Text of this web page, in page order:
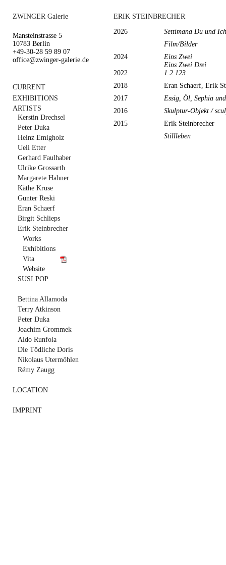
ZWINGER Galerie
Mansteinstrasse 5
10783 Berlin
+49-30-28 59 89 07
office@zwinger-galerie.de
CURRENT
EXHIBITIONS
ARTISTS
Kerstin Drechsel
Peter Duka
Heinz Emigholz
Ueli Etter
Gerhard Faulhaber
Ulrike Grossarth
Margarete Hahner
Käthe Kruse
Gunter Reski
Eran Schaerf
Birgit Schlieps
Erik Steinbrecher
Works
Exhibitions
Vita
Website
SUSI POP
Bettina Allamoda
Terry Atkinson
Peter Duka
Joachim Grommek
Aldo Runfola
Die Tödliche Doris
Nikolaus Utermöhlen
Rémy Zaugg
LOCATION
IMPRINT
ERIK STEINBRECHER
2026
Settimana Du und Ich
Film/Bilder
2024
Eins Zwei
Eins Zwei Drei
2022
1 2 123
2018
Eran Schaerf, Erik
2017
Essig, Öl, Sephia
2016
Skulptur-Objekt /
2015
Erik Steinbrecher
Stillleben